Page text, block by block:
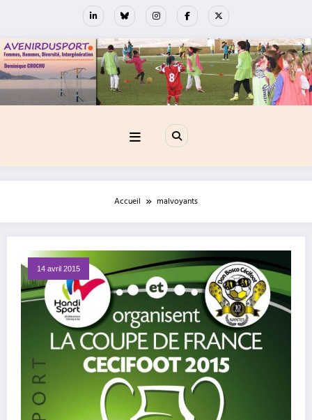
Accueil malvoyants
14 avril 2015